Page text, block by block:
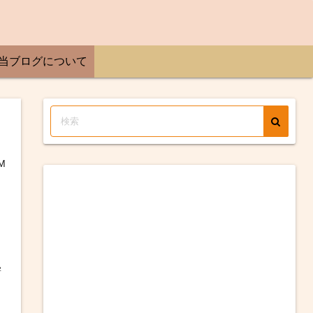
ブログについて